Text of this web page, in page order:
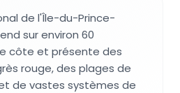
de l'Île-du-Prince-
sur environ 60
côte et présente des
rouge, des plages de
de vastes systèmes de